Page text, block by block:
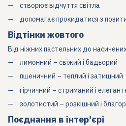
створює відчуття світла
допомагає прокидатися з
Відтінки жовтого
Від ніжних пастельних до
лимонний – свіжий і бадьорий
пшеничний – теплий і затишний
гірчичний – стриманий і
золотистий – розкішний і
Поєднання в інтер'єрі